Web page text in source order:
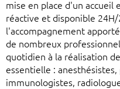
mise en place d'un
réactive et disponible
l'accompagnement
de nombreux
quotidien à la réalisation
essentielle :
immunologistes,